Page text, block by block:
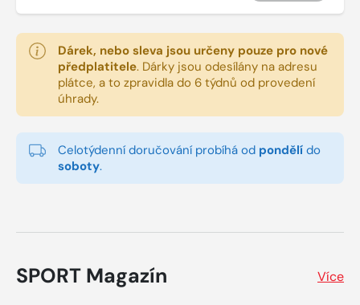
Dárek, nebo sleva jsou určeny pouze pro nové
předplatitele. Dárky jsou odesílány na adresu
plátce, a to zpravidla do 6 týdnů od provedení
úhrady.
Celotýdenní doručování probíhá od pondělí do
soboty.
SPORT Magazín Více